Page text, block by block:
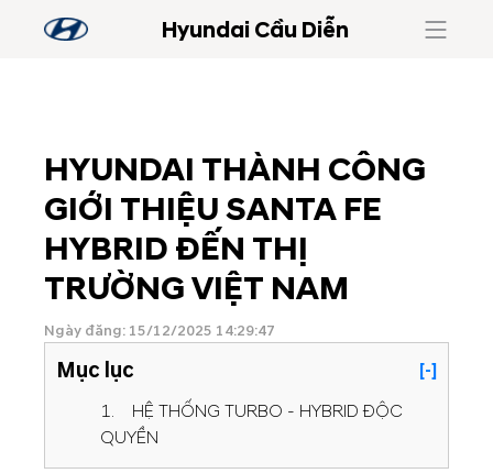
Hyundai Cầu Diễn
HYUNDAI THÀNH CÔNG
GIỚI THIỆU SANTA FE
HYBRID ĐẾN THỊ
TRƯỜNG VIỆT NAM
Ngày đăng: 15/12/2025 14:29:47
Mục lục
[-]
1. HỆ THỐNG TURBO - HYBRID ĐỘC
QUYỀN